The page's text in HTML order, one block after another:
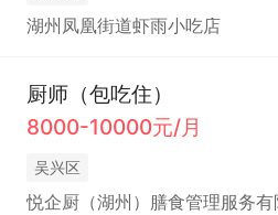
湖州凤凰街道虾雨小吃店
厨师（包吃住）
8000-10000元/月
吴兴区
悦企厨（湖州）膳食管理服务有